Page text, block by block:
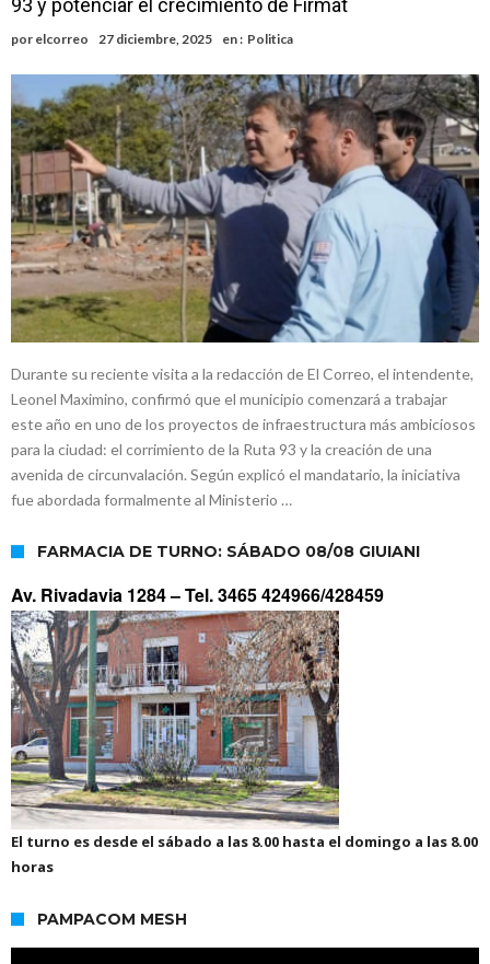
Faltas por presuntas irregularidades
Villada: el viento provocó el desprendimiento del techo del galpón
del ferrocarril
Violento robo en la zona rural de Firmat: maniataron a una pareja de
adultos mayores
Colecta solidaria de juguetes en Firmat para el EPI y el Hospital
Vilela
93 y potenciar el crecimiento de Firmat
por elcorreo 27 diciembre, 2025 en : Politica
Durante su reciente visita a la redacción de El Correo, el intendente,
Leonel Maximino, confirmó que el municipio comenzará a trabajar
este año en uno de los proyectos de infraestructura más ambiciosos
para la ciudad: el corrimiento de la Ruta 93 y la creación de una
avenida de circunvalación. Según explicó el mandatario, la iniciativa
fue abordada formalmente al Ministerio …
FARMACIA DE TURNO: SÁBADO 08/08 GIUIANI
Av. Rivadavia 1284 –Tel. 3465 424966/428459
El turno es desde el sábado a las 8.00 hasta el domingo a las 8.00
horas
PAMPACOM MESH